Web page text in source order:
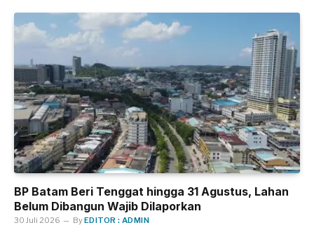
BP Batam Beri Tenggat hingga 31 Agustus, Lahan
Belum Dibangun Wajib Dilaporkan
30 Juli 2026 ByEDITOR : ADMIN